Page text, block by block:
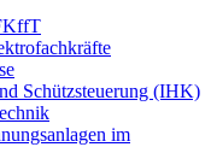
Schützsteuerung (IHK)
im